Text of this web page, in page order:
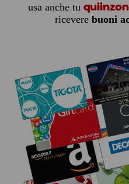
usa anche tu
ricevere buoni